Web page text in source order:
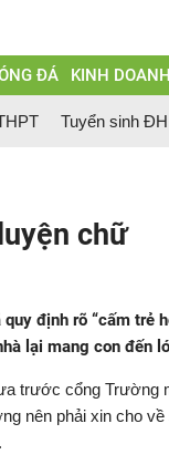
ĐÁ KINH DOANH
Tuyển sinh
chữ
định rõ “cấm
lại mang con đến
trước cổng Trường
nên phải xin cho